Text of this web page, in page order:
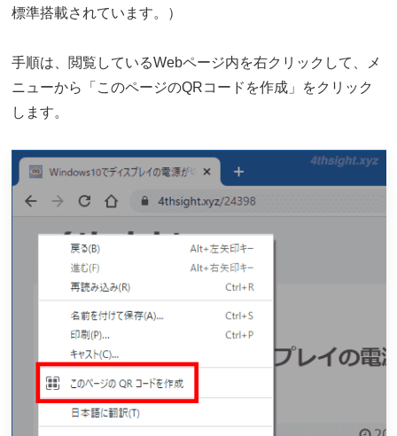
標準搭載されています。）
手順は、閲覧しているWebページ内を右クリックして、メ
ニューから「このページのQRコードを作成」をクリック
します。